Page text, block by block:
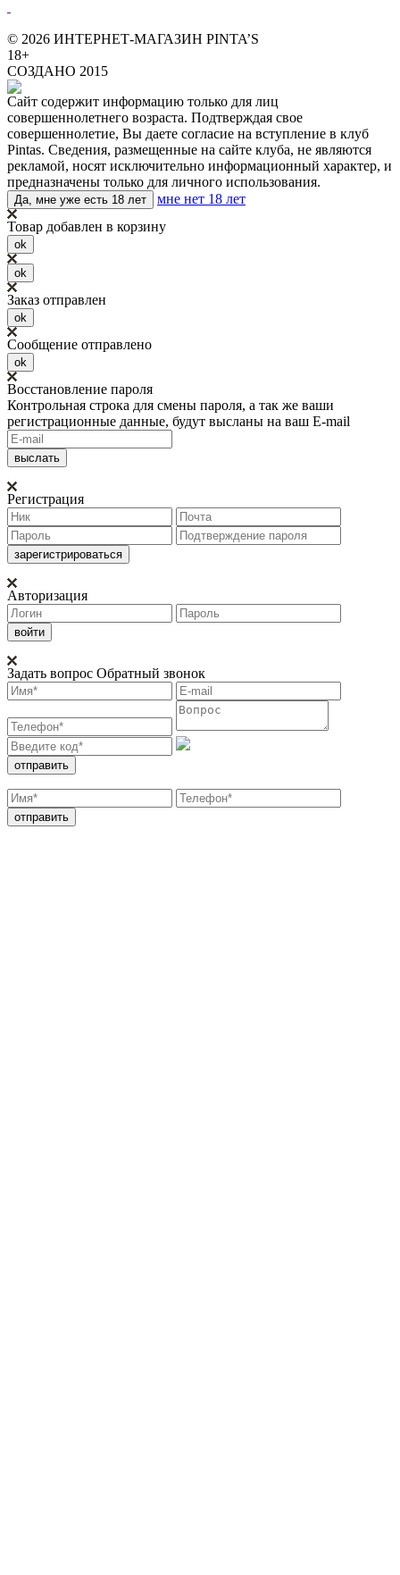
© 2026 ИНТЕРНЕТ-МАГАЗИН PINTA’S
18+
СОЗДАНО 2015
Сайт содержит информацию только для лиц
совершеннолетнего возраста. Подтверждая свое
совершеннолетие, Вы даете согласие на вступление в клуб
Pintas. Сведения, размещенные на сайте клуба, не являются
рекламой, носят исключительно информационный характер, и
предназначены только для личного использования.
Да, мне уже есть 18 лет
мне нет 18 лет
Товар добавлен в корзину
ok
ok
Заказ отправлен
ok
Сообщение отправлено
ok
Восстановление пароля
Контрольная строка для смены пароля, а так же ваши
регистрационные данные, будут высланы на ваш E-mail
Регистрация
Авторизация
Задать вопрос Обратный звонок